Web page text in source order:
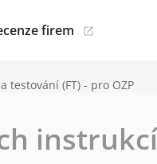
firem
(FT) - pro OZP
instrukcí